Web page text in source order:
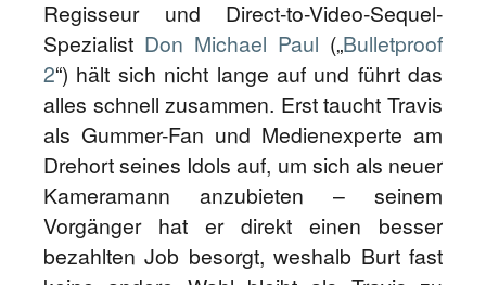
Regisseur und Direct-to-Video-Sequel-
Spezialist Don Michael Paul („Bulletproof
2“) hält sich nicht lange auf und führt das
alles schnell zusammen. Erst taucht Travis
als Gummer-Fan und Medienexperte am
Drehort seines Idols auf, um sich als neuer
Kameramann anzubieten – seinem
Vorgänger hat er direkt einen besser
bezahlten Job besorgt, weshalb Burt fast